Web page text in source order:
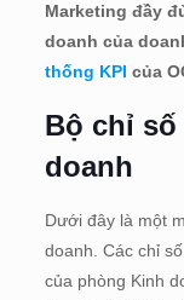
Marketing đầy
doanh của
thống KPI của
Bộ chỉ số
doanh
Dưới đây là một
doanh. Các chỉ
của phòng Kinh